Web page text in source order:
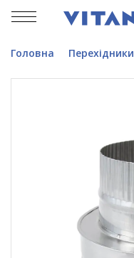
Головна Перехідники